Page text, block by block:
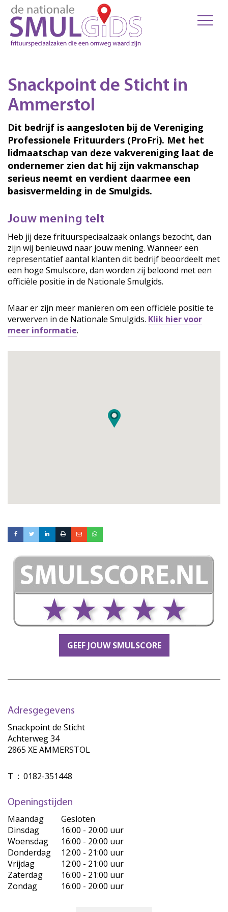
Snackpoint de Sticht in
Ammerstol
Dit bedrijf is aangesloten bij de Vereniging
Professionele Frituurders (ProFri). Met het
lidmaatschap van deze vakvereniging laat de
ondernemer zien dat hij zijn vakmanschap
serieus neemt en verdient daarmee een
basisvermelding in de Smulgids.
Jouw mening telt
Heb jij deze frituurspeciaalzaak onlangs bezocht, dan
zijn wij benieuwd naar jouw mening. Wanneer een
representatief aantal klanten dit bedrijf beoordeelt met
een hoge Smulscore, dan worden zij beloond met een
officiële positie in de Nationale Smulgids.
Maar er zijn meer manieren om een officiële positie te
verwerven in de Nationale Smulgids. Klik hier voor
meer informatie.
GEEF JOUW SMULSCORE
Adresgegevens
Snackpoint de Sticht
Achterweg 34
2865 XE AMMERSTOL
T : 0182-351448
Openingstijden
Maandag
Gesloten
Dinsdag
16:00 - 20:00 uur
Woensdag
16:00 - 20:00 uur
Donderdag
12:00 - 21:00 uur
Vrijdag
12:00 - 21:00 uur
Zaterdag
16:00 - 21:00 uur
Zondag
16:00 - 20:00 uur